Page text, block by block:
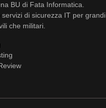
BU di Fata Informatica.
di sicurezza IT per grandi
che militari.